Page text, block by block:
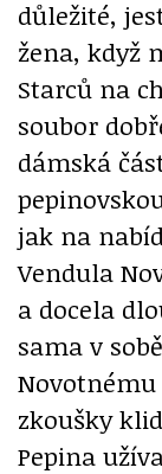
důležité,
žena, když
Starců na
soubor
dámská
jak na
Vendula
a docela
sama v
zkoušky
Pepina